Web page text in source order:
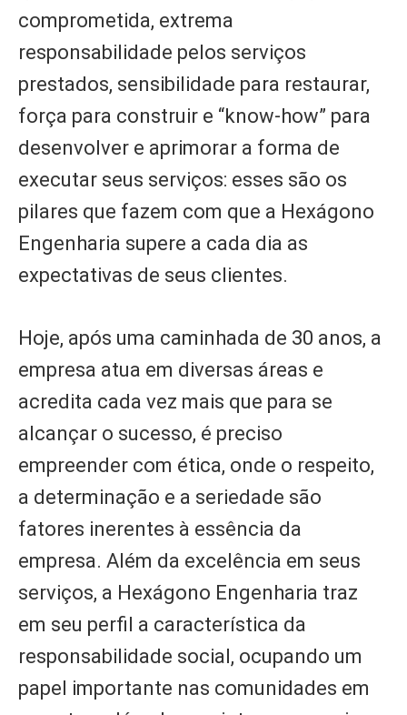
comprometida, extrema
responsabilidade pelos serviços
prestados, sensibilidade para restaurar,
força para construir e “know-how” para
desenvolver e aprimorar a forma de
executar seus serviços: esses são os
pilares que fazem com que a Hexágono
Engenharia supere a cada dia as
expectativas de seus clientes.
Hoje, após uma caminhada de 30 anos, a
empresa atua em diversas áreas e
acredita cada vez mais que para se
alcançar o sucesso, é preciso
empreender com ética, onde o respeito,
a determinação e a seriedade são
fatores inerentes à essência da
empresa. Além da excelência em seus
serviços, a Hexágono Engenharia traz
em seu perfil a característica da
responsabilidade social, ocupando um
papel importante nas comunidades em